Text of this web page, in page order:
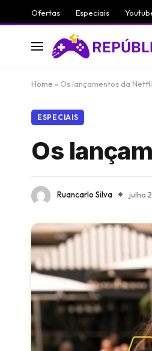
Ofertas Especiais
Home » Os lançamentos da
ESPECIAIS
Os
Ruancarlo Silva julho